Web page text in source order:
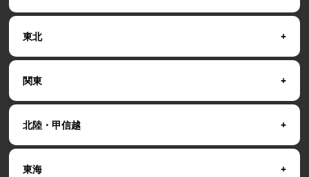
東北
関東
北陸・甲信越
東海